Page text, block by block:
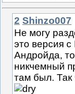
2 Shinzo007
Не могу
это версия
Андройда,
никчемный
там был. Так